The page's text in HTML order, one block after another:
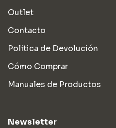
Outlet
Contacto
Política de Devolución
Cómo Comprar
Manuales de Productos
Newsletter